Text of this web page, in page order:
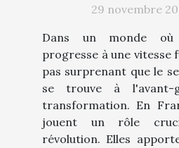
29 novembre
Dans un monde où
progresse à une vitesse
pas surprenant que le
se trouve à l'avant-
transformation. En
jouent un rôle
révolution. Elles